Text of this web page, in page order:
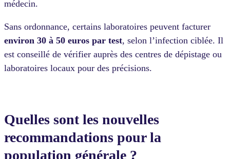
médecin.
Sans ordonnance, certains laboratoires peuvent facturer
environ 30 à 50 euros par test, selon l’infection ciblée. Il
est conseillé de vérifier auprès des centres de dépistage ou
laboratoires locaux pour des précisions.
Quelles sont les nouvelles
recommandations pour la
population générale ?